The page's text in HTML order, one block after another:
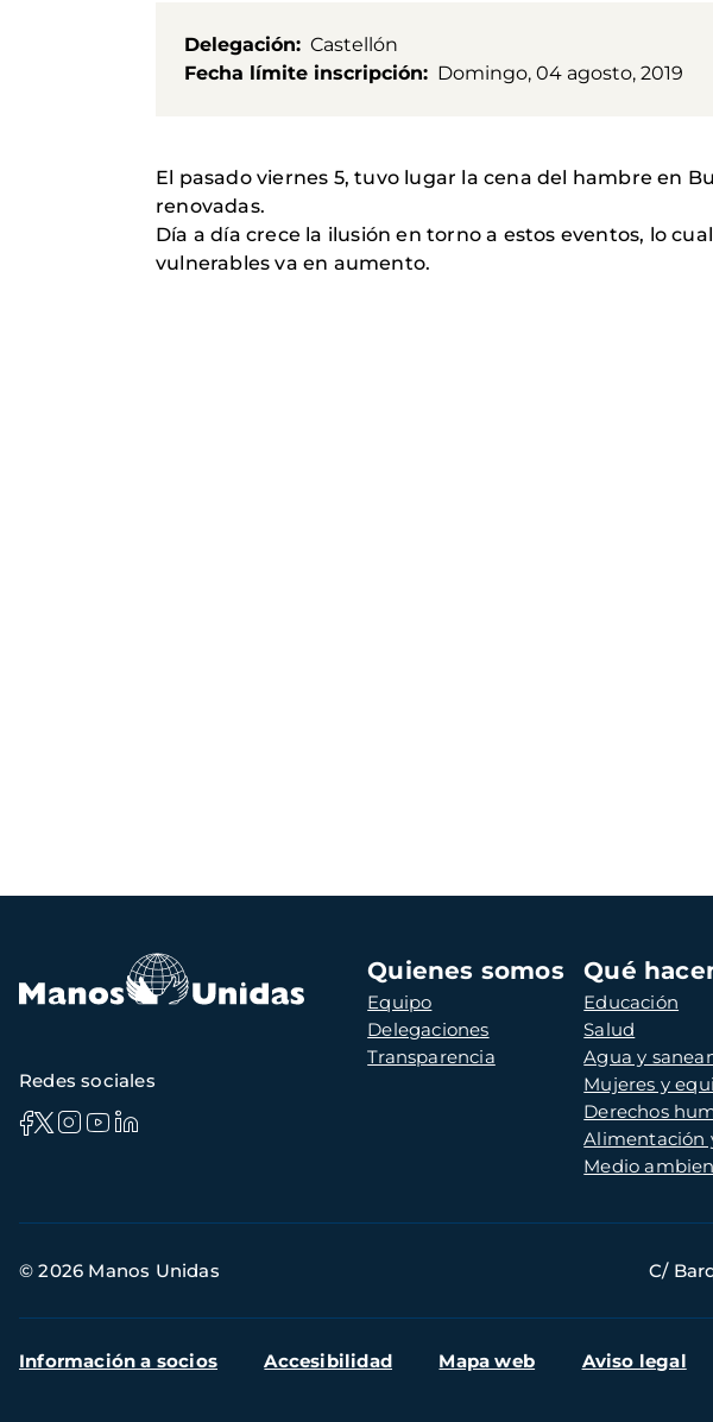
Delegación
Castellón
Fecha límite inscripción
Domingo, 04 agosto, 2019
El pasado viernes 5, tuvo lugar la cena del hambre en
renovadas.
Día a día crece la ilusión en torno a estos eventos, lo
vulnerables va en aumento.
Navegación
principal
Quienes somos
Equipo
Delegaciones
Transparencia
Qué
Educación
Salud
Agua y
Mujeres y
Derechos
Alimentación
Medio
Redes sociales
de
© 2026 Manos Unidas C/
Menú
Información a socios Accesibilidad Mapa web Aviso legal